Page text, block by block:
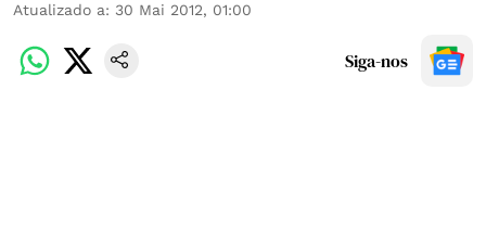
Atualizado a: 30 Mai 2012, 01:00
Siga-nos